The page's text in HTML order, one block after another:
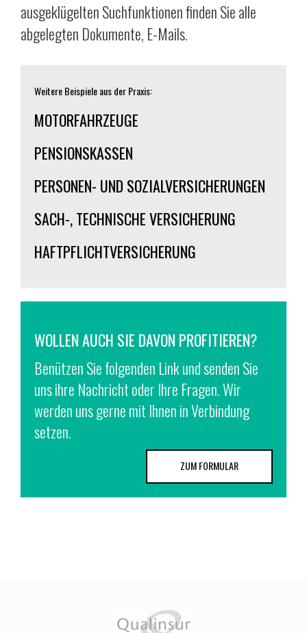
ausgeklügelten Suchfunktionen finden Sie alle
abgelegten Dokumente, E-Mails.
Weitere Beispiele aus der Praxis:
MOTORFAHRZEUGE
PENSIONSKASSEN
PERSONEN- UND SOZIALVERSICHERUNGEN
SACH-, TECHNISCHE VERSICHERUNG
HAFTPFLICHTVERSICHERUNG
WOLLEN AUCH SIE DAVON PROFITIEREN?
Benützen Sie folgenden Link und senden Sie
uns ihre Nachricht oder Ihre Fragen. Wir
werden uns gerne mit Ihnen in Verbindung
setzen.
ZUM FORMULAR